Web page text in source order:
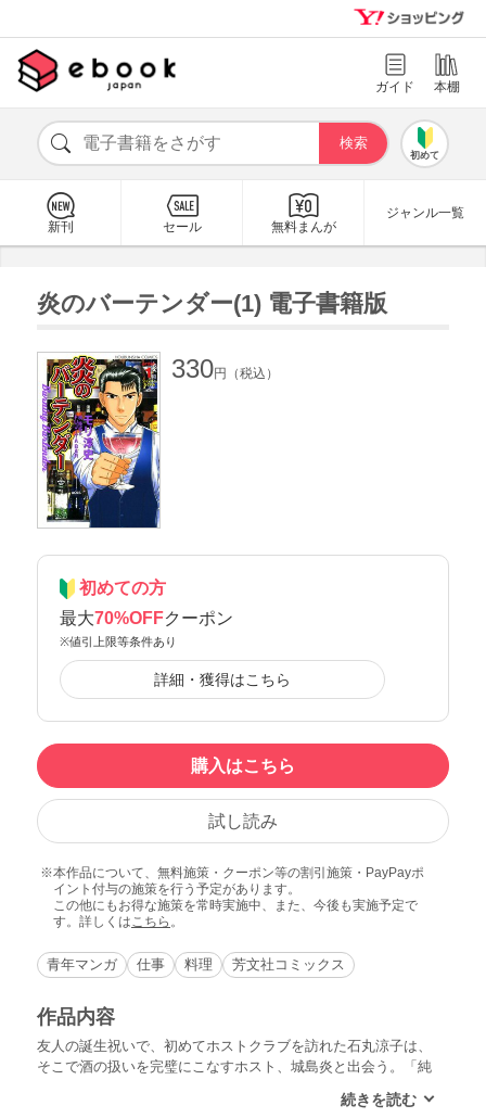
ガイド 本棚
初めて
新刊 セール 無料まんが
ジャンル一覧
炎のバーテンダー(1) 電子書籍版
330円（税込）
初めての方
最大70%OFFクーポン
※値引上限等条件あり
詳細・獲得はこちら
購入はこちら
試し読み
本作品について、無料施策・クーポン等の割引施策・PayPayポ
イント付与の施策を行う予定があります。
この他にもお得な施策を常時実施中、また、今後も実施予定で
す。詳しくはこちら 。
青年マンガ 仕事 料理 芳文社コミックス
作品内容
友人の誕生祝いで、初めてホストクラブを訪れた石丸涼子は、
そこで酒の扱いを完璧にこなすホスト、城島炎と出会う。「純
が気になる涼子。数日後、涼子の勤めるホテルニューオオタキ